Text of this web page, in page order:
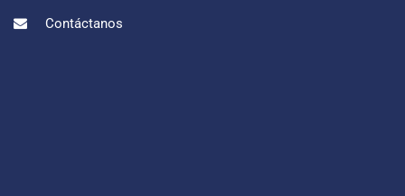
Contáctanos